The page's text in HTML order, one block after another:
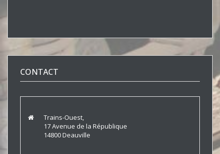
CONTACT
Trains-Ouest,
17 Avenue de la République
14800 Deauville